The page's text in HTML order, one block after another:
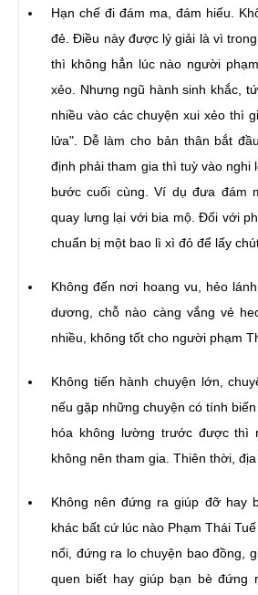
Hạn chế đi đám ma, đám hiếu.
đẻ. Điều này được lý giải là vì
thì không hẳn lúc nào người
xẻo. Nhưng ngũ hành sinh khắc,
nhiều vào các chuyện xui xẻo thì
lửa". Dễ làm cho bản thân bắt
định phải tham gia thì tuỳ vào nghi
bước cuối cùng. Ví dụ đưa đám
quay lưng lại với bia mộ. Đối với
chuẩn bị một bao lì xì đỏ để lấy
Không đến nơi hoang vu, hẻo
dương, chỗ nào càng vắng vẻ
nhiều, không tốt cho người phạm
Không tiến hành chuyện lớn,
nếu gặp những chuyện có tính
hóa không lường trước được thì
không nên tham gia. Thiên thời, địa
Không nên đứng ra giúp đỡ hay
khác bất cứ lúc nào Phạm Thái
nổi, đứng ra lo chuyện bao đồng,
quen biết hay giúp bạn bè đứng